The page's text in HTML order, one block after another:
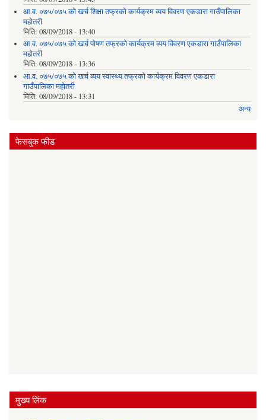
आ.व. ०७५/०७५ को खर्च शिक्षा तफ्रको कार्यक्रम व्यय विवरण एकडारा गाउँपालिका
महोतरी
मिति: 08/09/2018 - 13:40
आ.व. ०७५/०७५ को खर्च पोषण तफ्रको कार्यक्रम व्यय विवरण एकडारा गाउँपालिका
महोतरी
मिति: 08/09/2018 - 13:36
आ.व. ०७५/०७५ को खर्च व्यय स्वास्थ्य तफ्रको कार्यक्रम विवरण एकडारा
गाउँपालिका महोतरी
मिति: 08/09/2018 - 13:31
अन्य
फेसबुक फीड
मुख्य लिंक